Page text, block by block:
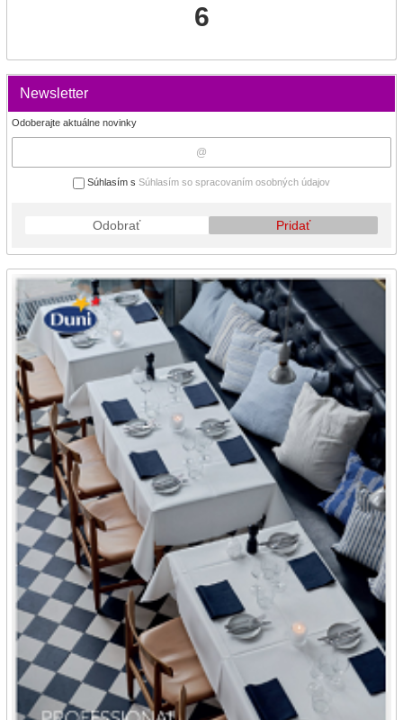
6
Newsletter
Odoberajte aktuálne novinky
Súhlasím s Súhlasím so spracovaním osobných údajov
Odobrať Pridať